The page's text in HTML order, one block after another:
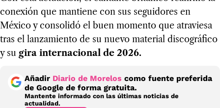
conexión que mantiene con sus seguidores en
México y consolidó el buen momento que atraviesa
tras el lanzamiento de su nuevo material discográfico
y su gira internacional de 2026.
Añadir Diario de Morelos como fuente preferida
de Google de forma gratuita.
Mantente informado con las últimas noticias de
actualidad.